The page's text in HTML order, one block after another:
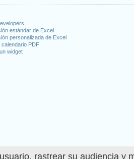
rastrear su audiencia y
estándar de Excel
personalizada de Excel
calendario PDF
widget